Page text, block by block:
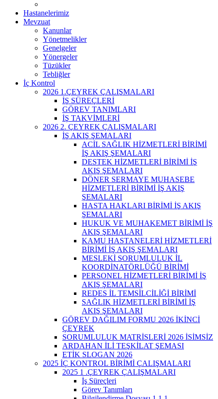
Hastanelerimiz
Mevzuat
Kanunlar
Yönetmelikler
Genelgeler
Yönergeler
Tüzükler
Tebliğler
İç Kontrol
2026 1.ÇEYREK ÇALIŞMALARI
İŞ SÜREÇLERİ
GÖREV TANIMLARI
İŞ TAKVİMLERİ
2026 2. ÇEYREK ÇALIŞMALARI
İŞ AKIŞ ŞEMALARI
ACİL SAĞLIK HİZMETLERİ BİRİMİ
İŞ AKIŞ ŞEMALARI
DESTEK HİZMETLERİ BİRİMİ İŞ
AKIŞ ŞEMALARI
DÖNER SERMAYE MUHASEBE
HİZMETLERİ BİRİMİ İŞ AKIŞ
ŞEMALARI
HASTA HAKLARI BİRİMİ İŞ AKIŞ
ŞEMALARI
HUKUK VE MUHAKEMET BİRİMİ İŞ
AKIŞ ŞEMALARI
KAMU HASTANELERİ HİZMETLERİ
BİRİMİ İŞ AKIŞ ŞEMALARI
MESLEKİ SORUMLULUK İL
KOORDİNATÖRLÜĞÜ BİRİMİ
PERSONEL HİZMETLERİ BİRİMİ İŞ
AKIŞ ŞEMALARI
REDES İL TEMSİLCİLİĞİ BİRİMİ
SAĞLIK HİZMETLERİ BİRİMİ İŞ
AKIŞ ŞEMALARI
GÖREV DAĞILIM FORMU 2026 İKİNCİ
ÇEYREK
SORUMLULUK MATRİSLERİ 2026 İSİMSİZ
ARDAHAN İLİ TEŞKİLAT ŞEMASI
ETİK SLOGAN 2026
2025 İÇ KONTROL BİRİMİ ÇALIŞMALARI
2025 1 .ÇEYREK ÇALIŞMALARI
İş Süreçleri
Görev Tanımları